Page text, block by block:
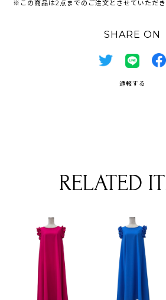
※この商品は2点までのご注文とさせていただき
SHARE ON
通報する
RELATED